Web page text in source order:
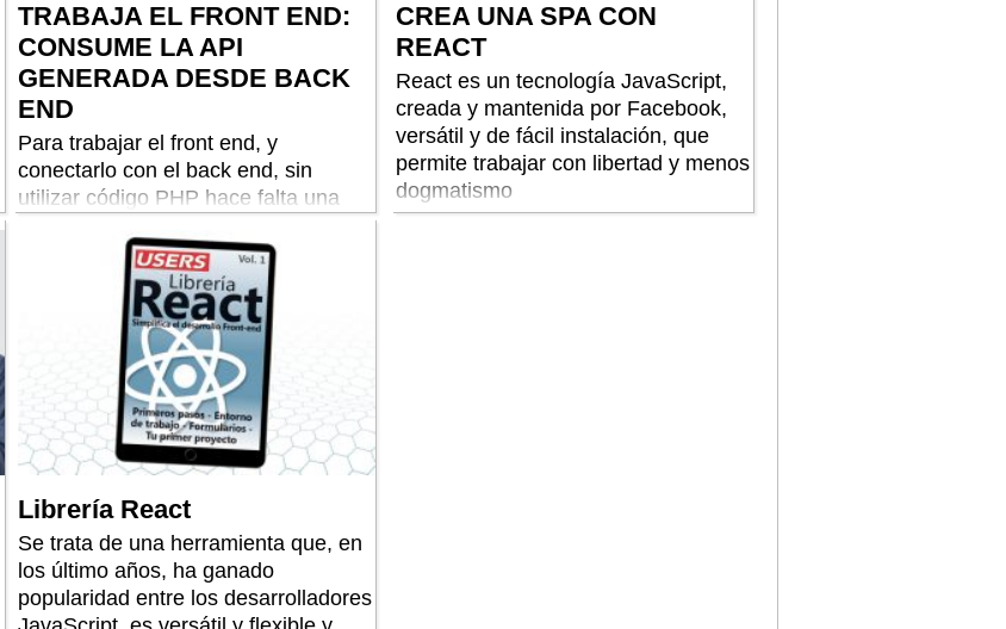
TRABAJA EL FRONT END:
CONSUME LA API
GENERADA DESDE BACK
END
Para trabajar el front end, y
conectarlo con el back end, sin
utilizar código PHP hace falta una
CREA UNA SPA CON
REACT
React es un tecnología JavaScript,
creada y mantenida por Facebook,
versátil y de fácil instalación, que
permite trabajar con libertad y menos
dogmatismo
Librería React
Se trata de una herramienta que, en
los último años, ha ganado
popularidad entre los desarrolladores